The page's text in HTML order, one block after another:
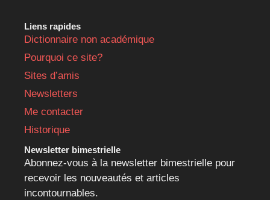
Liens rapides
Dictionnaire non académique
Pourquoi ce site?
Sites d’amis
Newsletters
Me contacter
Historique
Newsletter bimestrielle
Abonnez-vous à la newsletter bimestrielle pour
recevoir les nouveautés et articles
incontournables.